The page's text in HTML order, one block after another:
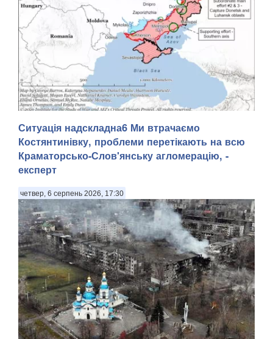
Розпочато розслідування за фактом розстрілу окупантами
військовополоненого у Волноваському районі, передають
Патріоти України з посиланням на пресслужбу Донецької
обласної прокуратури. . Зазначається, що 22 липня 2026
року ворог атакував позиції ЗСУ ...
Ситуація надскладна6 Ми втрачаємо
Костянтинівку, проблеми перетікають на всю
Краматорсько-Слов'янську агломерацію, -
експерт
четвер, 6 серпень 2026, 17:30